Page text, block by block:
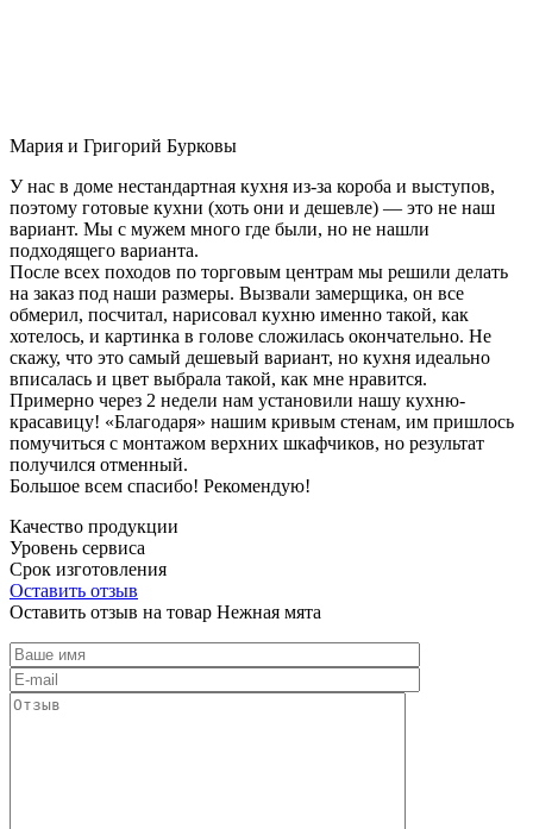
Мария и Григорий Бурковы
У нас в доме нестандартная кухня из-за короба и выступов,
поэтому готовые кухни (хоть они и дешевле) — это не наш
вариант. Мы с мужем много где были, но не нашли
подходящего варианта.
После всех походов по торговым центрам мы решили делать
на заказ под наши размеры. Вызвали замерщика, он все
обмерил, посчитал, нарисовал кухню именно такой, как
хотелось, и картинка в голове сложилась окончательно. Не
скажу, что это самый дешевый вариант, но кухня идеально
вписалась и цвет выбрала такой, как мне нравится.
Примерно через 2 недели нам установили нашу кухню-
красавицу! «Благодаря» нашим кривым стенам, им пришлось
помучиться с монтажом верхних шкафчиков, но результат
получился отменный.
Большое всем спасибо! Рекомендую!
Качество продукции
Уровень сервиса
Срок изготовления
Оставить отзыв
Оставить отзыв на товар Нежная мята